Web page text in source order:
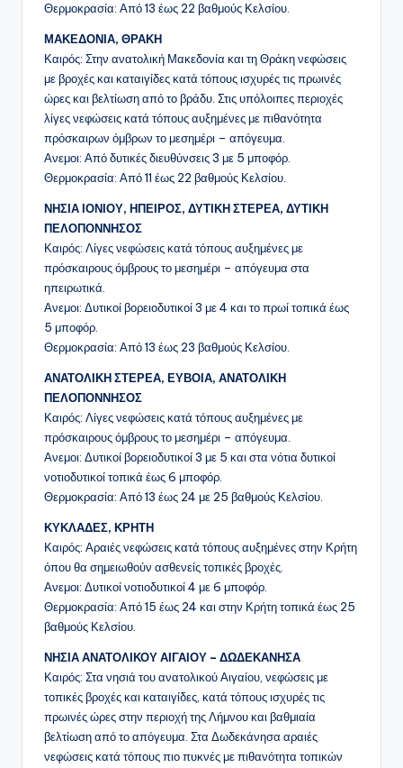
Θερμοκρασία: Από 13 έως 22 βαθμούς Κελσίου.
ΜΑΚΕΔΟΝΙΑ, ΘΡΑΚΗ
Καιρός: Στην ανατολική Μακεδονία και τη Θράκη νεφώσεις
με βροχές και καταιγίδες κατά τόπους ισχυρές τις πρωινές
ώρες και βελτίωση από το βράδυ. Στις υπόλοιπες περιοχές
λίγες νεφώσεις κατά τόπους αυξημένες με πιθανότητα
πρόσκαιρων όμβρων το μεσημέρι – απόγευμα.
Ανεμοι: Από δυτικές διευθύνσεις 3 με 5 μποφόρ.
Θερμοκρασία: Από 11 έως 22 βαθμούς Κελσίου.
ΝΗΣΙΑ ΙΟΝΙΟΥ, ΗΠΕΙΡΟΣ, ΔΥΤΙΚΗ ΣΤΕΡΕΑ, ΔΥΤΙΚΗ
ΠΕΛΟΠΟΝΝΗΣΟΣ
Καιρός: Λίγες νεφώσεις κατά τόπους αυξημένες με
πρόσκαιρους όμβρους το μεσημέρι – απόγευμα στα
ηπειρωτικά.
Ανεμοι: Δυτικοί βορειοδυτικοί 3 με 4 και το πρωί τοπικά έως
5 μποφόρ.
Θερμοκρασία: Από 13 έως 23 βαθμούς Κελσίου.
ΑΝΑΤΟΛΙΚΗ ΣΤΕΡΕΑ, ΕΥΒΟΙΑ, ΑΝΑΤΟΛΙΚΗ
ΠΕΛΟΠΟΝΝΗΣΟΣ
Καιρός: Λίγες νεφώσεις κατά τόπους αυξημένες με
πρόσκαιρους όμβρους το μεσημέρι – απόγευμα.
Ανεμοι: Δυτικοί βορειοδυτικοί 3 με 5 και στα νότια δυτικοί
νοτιοδυτικοί τοπικά έως 6 μποφόρ.
Θερμοκρασία: Από 13 έως 24 με 25 βαθμούς Κελσίου.
ΚΥΚΛΑΔΕΣ, ΚΡΗΤΗ
Καιρός: Αραιές νεφώσεις κατά τόπους αυξημένες στην Κρήτη
όπου θα σημειωθούν ασθενείς τοπικές βροχές.
Ανεμοι: Δυτικοί νοτιοδυτικοί 4 με 6 μποφόρ.
Θερμοκρασία: Από 15 έως 24 και στην Κρήτη τοπικά έως 25
βαθμούς Κελσίου.
ΝΗΣΙΑ ΑΝΑΤΟΛΙΚΟΥ ΑΙΓΑΙΟΥ – ΔΩΔΕΚΑΝΗΣΑ
Καιρός: Στα νησιά του ανατολικού Αιγαίου, νεφώσεις με
τοπικές βροχές και καταιγίδες, κατά τόπους ισχυρές τις
πρωινές ώρες στην περιοχή της Λήμνου και βαθμιαία
βελτίωση από το απόγευμα. Στα Δωδεκάνησα αραιές
νεφώσεις κατά τόπους πιο πυκνές με πιθανότητα τοπικών